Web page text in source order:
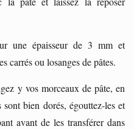
une épaisseur de 3 mm et
carrés ou losanges de pâtes.
y vos morceaux de pâte, en
bien dorés, égouttez-les et
avant de les transférer dans